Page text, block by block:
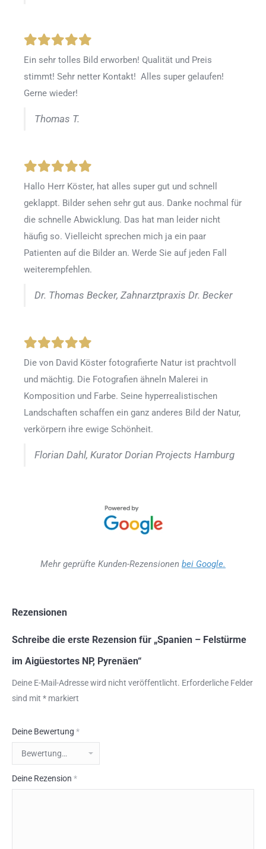
Ein sehr tolles Bild erworben! Qualität und Preis
stimmt! Sehr netter Kontakt! Alles super gelaufen!
Gerne wieder!
Thomas T.
Hallo Herr Köster, hat alles super gut und schnell
geklappt. Bilder sehen sehr gut aus. Danke nochmal für
die schnelle Abwicklung. Das hat man leider nicht
häufig so. Vielleicht sprechen mich ja ein paar
Patienten auf die Bilder an. Werde Sie auf jeden Fall
weiterempfehlen.
Dr. Thomas Becker, Zahnarztpraxis Dr. Becker
Die von David Köster fotografierte Natur ist prachtvoll
und mächtig. Die Fotografien ähneln Malerei in
Komposition und Farbe. Seine hyperrealistischen
Landschaften schaffen ein ganz anderes Bild der Natur,
verkörpern ihre ewige Schönheit.
Florian Dahl, Kurator Dorian Projects Hamburg
Mehr geprüfte Kunden-Rezensionen bei Google.
Rezensionen
Schreibe die erste Rezension für „Spanien – Felstürme
im Aigüestortes NP, Pyrenäen“
Deine E-Mail-Adresse wird nicht veröffentlicht. Erforderliche Felder
sind mit * markiert
Deine Bewertung *
Deine Rezension *